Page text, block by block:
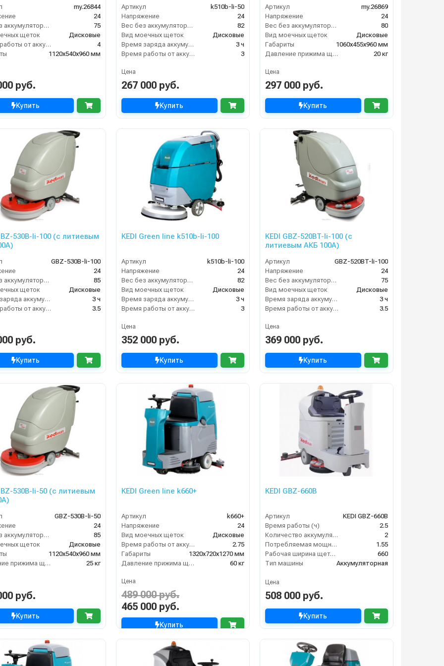
my.26844
24
Вес без аккумуляторов (кг)
75
щеток
Дисковые
Время работы от аккумуляторов (ч)
4
1120х540х960 мм
руб.
Купить
Артикул
k510b-li-50
Напряжение
24
Вес без аккумуляторов (кг)
82
Вид моечных щеток
Дисковые
Время заряда аккумуляторов
3 ч
Время работы от аккумуляторов (ч)
3
Цена
267 000 руб.
Купить
Артикул
my.26869
Напряжение
24
Вес без аккумуляторов (кг)
80
Вид моечных щеток
Дисковые
Габариты
1060х455х960 мм
Давление прижима щеток
20 кг
Цена
297 000 руб.
Купить
530B-li-100 (с литиевым
GBZ-530B-li-100
24
Вес без аккумуляторов (кг)
85
щеток
Дисковые
Время заряда аккумуляторов
3 ч
Время работы от аккумуляторов (ч)
3.5
руб.
Купить
KEDI Green line k510b-li-100
Артикул
k510b-li-100
Напряжение
24
Вес без аккумуляторов (кг)
82
Вид моечных щеток
Дисковые
Время заряда аккумуляторов
3 ч
Время работы от аккумуляторов (ч)
3
Цена
352 000 руб.
Купить
KEDI GBZ-520BT-li-100 (с
литиевым АКБ 100А)
Артикул
GBZ-520BT-li-100
Напряжение
24
Вес без аккумуляторов (кг)
75
Вид моечных щеток
Дисковые
Время заряда аккумуляторов
3 ч
Время работы от аккумуляторов (ч)
3.5
Цена
369 000 руб.
Купить
530B-li-50 (с литиевым
GBZ-530B-li-50
24
Вес без аккумуляторов (кг)
85
щеток
Дисковые
1120х540х960 мм
Давление прижима щеток
25 кг
руб.
Купить
KEDI Green line k660+
Артикул
k660+
Напряжение
24
Вид моечных щеток
Дисковые
Время работы от аккумуляторов (ч)
2.75
Габариты
1320х720х1270 мм
Давление прижима щеток
60 кг
Цена
489 000 руб.
465 000 руб.
Купить
KEDI GBZ-660B
Артикул
KEDI GBZ-660B
Время работы (ч)
2.5
Количество аккумуляторов (шт)
2
Потребляемая мощность (кВт)
1.55
Рабочая ширина щеток (мм)
660
Тип машины
Аккумуляторная
Цена
508 000 руб.
Купить